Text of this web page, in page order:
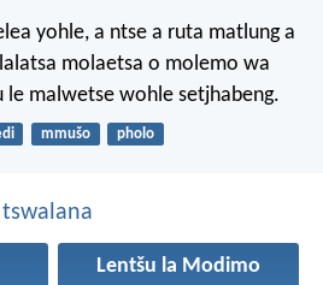
yohle, a ntse a ruta matlung a
molaetsa o molemo wa
le malwetse wohle setjhabeng.
mmušo pholo
Lentšu la Modimo